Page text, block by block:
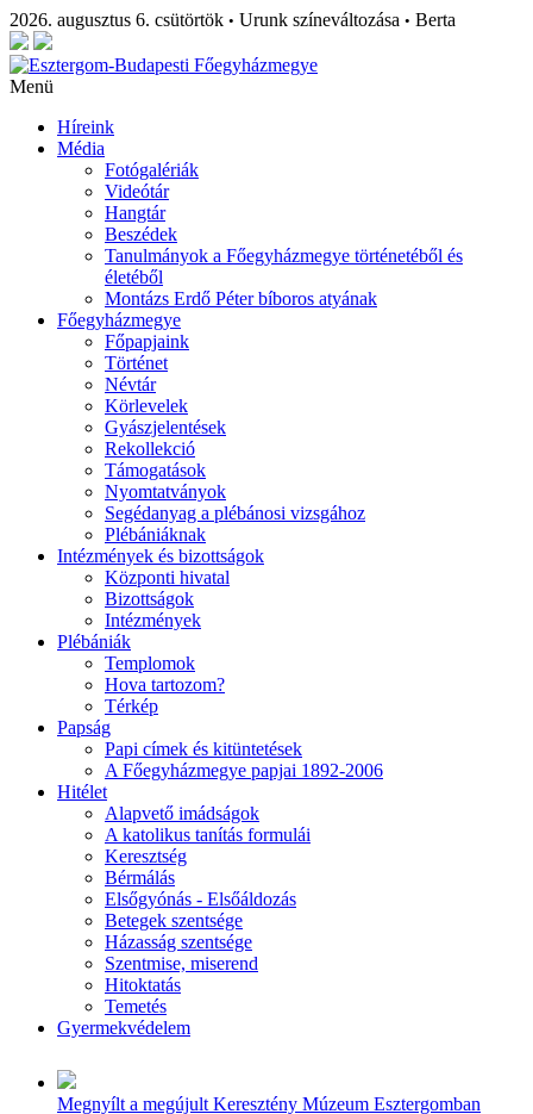
2026. augusztus 6. csütörtök • Urunk színeváltozása • Berta
Menü
Híreink
Média
Fotógalériák
Videótár
Hangtár
Beszédek
Tanulmányok a Főegyházmegye történetéből és
életéből
Montázs Erdő Péter bíboros atyának
Főegyházmegye
Főpapjaink
Történet
Névtár
Körlevelek
Gyászjelentések
Rekollekció
Támogatások
Nyomtatványok
Segédanyag a plébánosi vizsgához
Plébániáknak
Intézmények és bizottságok
Központi hivatal
Bizottságok
Intézmények
Plébániák
Templomok
Hova tartozom?
Térkép
Papság
Papi címek és kitüntetések
A Főegyházmegye papjai 1892-2006
Hitélet
Alapvető imádságok
A katolikus tanítás formulái
Keresztség
Bérmálás
Elsőgyónás - Elsőáldozás
Betegek szentsége
Házasság szentsége
Szentmise, miserend
Hitoktatás
Temetés
Gyermekvédelem
Megnyílt a megújult Keresztény Múzeum Esztergomban